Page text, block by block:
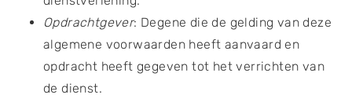
Opdrachtgever: Degene die de gelding van deze
algemene voorwaarden heeft aanvaard en
opdracht heeft gegeven tot het verrichten van
de dienst.